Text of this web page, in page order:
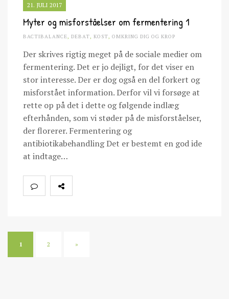
21. JULI 2017
Myter og misforståelser om fermentering 1
BACTIBALANCE, DEBAT, KOST, OMKRING DIG OG KROP
Der skrives rigtig meget på de sociale medier om
fermentering. Det er jo dejligt, for det viser en
stor interesse. Der er dog også en del forkert og
misforstået information. Derfor vil vi forsøge at
rette op på det i dette og følgende indlæg
efterhånden, som vi støder på de misforståelser,
der florerer. Fermentering og
antibiotikabehandling Det er bestemt en god ide
at indtage…
1 2 »